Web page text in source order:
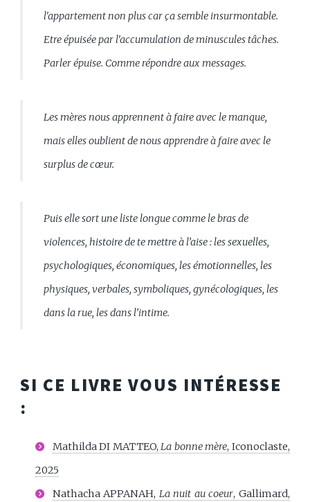
l'appartement non plus car ça semble insurmontable.
Etre épuisée par l'accumulation de minuscules tâches.
Parler épuise. Comme répondre aux messages.
Les mères nous apprennent à faire avec le manque,
mais elles oublient de nous apprendre à faire avec le
surplus de cœur.
Puis elle sort une liste longue comme le bras de
violences, histoire de te mettre à l’aise : les sexuelles,
psychologiques, économiques, les émotionnelles, les
physiques, verbales, symboliques, gynécologiques, les
dans la rue, les dans l’intime.
SI CE LIVRE VOUS INTÉRESSE
:
Mathilda DI MATTEO,La bonne mère, Iconoclaste,
2025
Nathacha APPANAH, La nuit au coeur, Gallimard,